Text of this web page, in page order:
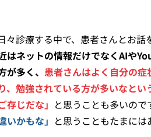
々診療する中で、患者さんとお話
はネットの情報だけでなくAIや
が多く、 患者さんはよく自分の症
、勉強されている方が多いなとい
存じだな」 と思うことも多いので
いかもな」 と思うこともたまには